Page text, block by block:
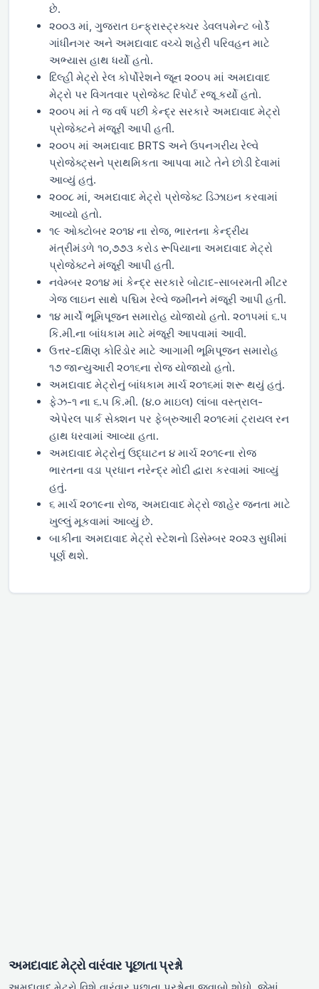
છે.
૨૦૦૩ માં, ગુજરાત ઇન્ફ્રાસ્ટ્રક્ચર ડેવલપમેન્ટ બોર્ડે
ગાંધીનગર અને અમદાવાદ વચ્ચે શહેરી પરિવહન માટે
અભ્યાસ હાથ ધર્યો હતો.
દિલ્હી મેટ્રો રેલ કોર્પોરેશને જૂન ૨૦૦૫ માં અમદાવાદ
મેટ્રો પર વિગતવાર પ્રોજેક્ટ રિપોર્ટ રજૂ કર્યો હતો.
૨૦૦૫ માં તે જ વર્ષ પછી કેન્દ્ર સરકારે અમદાવાદ મેટ્રો
પ્રોજેક્ટને મંજૂરી આપી હતી.
૨૦૦૫ માં અમદાવાદ BRTS અને ઉપનગરીય રેલ્વે
પ્રોજેક્ટ્સને પ્રાથમિકતા આપવા માટે તેને છોડી દેવામાં
આવ્યું હતું.
૨૦૦૮ માં, અમદાવાદ મેટ્રો પ્રોજેક્ટ ડિઝાઇન કરવામાં
આવ્યો હતો.
૧૯ ઓક્ટોબર ૨૦૧૪ ના રોજ, ભારતના કેન્દ્રીય
મંત્રીમંડળે ૧૦,૭૭૩ કરોડ રૂપિયાના અમદાવાદ મેટ્રો
પ્રોજેક્ટને મંજૂરી આપી હતી.
નવેમ્બર ૨૦૧૪ માં કેન્દ્ર સરકારે બોટાદ-સાબરમતી મીટર
ગેજ લાઇન સાથે પશ્ચિમ રેલ્વે જમીનને મંજૂરી આપી હતી.
૧૪ માર્ચે ભૂમિપૂજન સમારોહ યોજાયો હતો. ૨૦૧૫માં ૬.૫
કિ.મી.ના બાંધકામ માટે મંજૂરી આપવામાં આવી.
ઉત્તર-દક્ષિણ કોરિડોર માટે આગામી ભૂમિપૂજન સમારોહ
૧૭ જાન્યુઆરી ૨૦૧૬ના રોજ યોજાયો હતો.
અમદાવાદ મેટ્રોનું બાંધકામ માર્ચ ૨૦૧૬માં શરૂ થયું હતું.
ફેઝ-૧ ના ૬.૫ કિ.મી. (૪.૦ માઇલ) લાંબા વસ્ત્રાલ-
એપેરલ પાર્ક સેક્શન પર ફેબ્રુઆરી ૨૦૧૯માં ટ્રાયલ રન
હાથ ધરવામાં આવ્યા હતા.
અમદાવાદ મેટ્રોનું ઉદ્ઘાટન ૪ માર્ચ ૨૦૧૯ના રોજ
ભારતના વડા પ્રધાન નરેન્દ્ર મોદી દ્વારા કરવામાં આવ્યું
હતું.
૬ માર્ચ ૨૦૧૯ના રોજ, અમદાવાદ મેટ્રો જાહેર જનતા માટે
ખુલ્લું મૂકવામાં આવ્યું છે.
બાકીના અમદાવાદ મેટ્રો સ્ટેશનો ડિસેમ્બર ૨૦૨૩ સુધીમાં
પૂર્ણ થશે.
અમદાવાદ મેટ્રો વારંવાર પૂછાતા પ્રશ્નો